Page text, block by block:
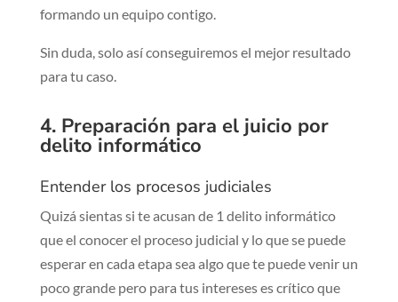
formando un equipo contigo.
Sin duda, solo así conseguiremos el mejor resultado
para tu caso.
4. Preparación para el juicio por
delito informático
Entender los procesos judiciales
Quizá sientas si te acusan de 1 delito informático
que el conocer el proceso judicial y lo que se puede
esperar en cada etapa sea algo que te puede venir un
poco grande pero para tus intereses es crítico que